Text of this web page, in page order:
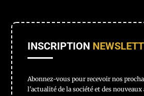
INSCRIPTION
Abonnez-vous pour recevoir nos
l'actualité de la société et des